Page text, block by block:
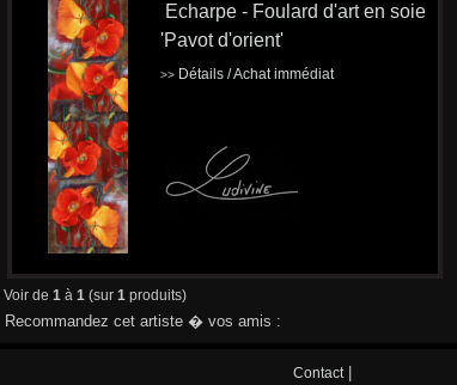
Echarpe - Foulard d'art en soie
'Pavot d'orient'
>> Détails / Achat immédiat
Voir de 1 à 1 (sur 1 produits)
Recommandez cet artiste � vos amis :
Contact|